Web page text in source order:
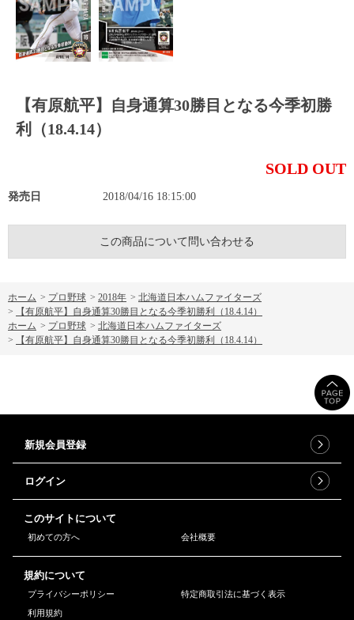
【有原航平】自身通算30勝目となる今季初勝
利（18.4.14）
SOLD OUT
発売日 2018/04/16 18:15:00
この商品について問い合わせる
ホーム > プロ野球 > 2018年 > 北海道日本ハムファイターズ
>
【有原航平】自身通算30勝目となる今季初勝利（18.4.14）
ホーム > プロ野球 > 北海道日本ハムファイターズ
>
【有原航平】自身通算30勝目となる今季初勝利（18.4.14）
新規会員登録
ログイン
このサイトについて
初めての方へ 会社概要
規約について
プライバシーポリシー
特定商取引法に基づく表示
利用規約